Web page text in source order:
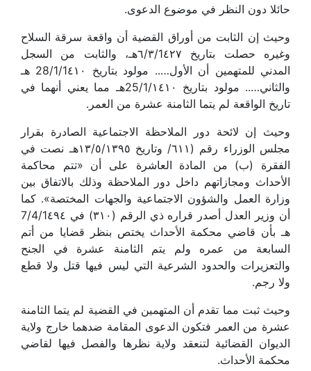
حائلا دون النظر في موضوع الدعوى.
وحيث إن الثابت من أوراق القضية أن واقعة سرقة السلاح
وغيره حصلت بتاريخ ٦/٣/1٤٢٧هـ، والثابت من السجل
المدني للمتهمين أن الأول….. مولود بتاريخ 28/1/1٤١٠ هـ
والثاني….. مولود بتاريخ 25/1/١٤١٠هـ مما يعني أنهما في
تاريخ الواقعة لم يتما الثامنة عشرة من العمر.
وحيث إن لائحة دور الملاحظة الاجتماعية الصادرة بقرار
مجلس الوزراء رقم (٦١١/ وتاريخ ١٣/٥/١٣٩٥هـ نصت في
الفقرة (ب) من المادة العاشرة على أن «تتم محاكمة
الأحداث ومجازاتهم داخل دور الملاحظة وذلك بالاتفاق بين
وزارة العمل والشؤون الاجتماعية والجهات المختصة». كما
أن وزير العدل أصدر قراره ذي الرقم (٣١٠) في 7/4/1٤٩٤
هـ بأن قاضي محكمة الأحداث يختص بنظر قضايا من أتم
السابعة من عمره ولم يتم الثامنة عشرة في الجنح
والتعزيرات والحدود الشرعية التي ليس فيها قتل ولا قطع
ولا رجم.
وحيث ثبت مما تقدم أن المتهمين في القضية لم يتما الثامنة
عشرة من العمر فتكون الدعوى المقامة ضدهما خارج ولاية
الديوان القضائية لتنعقد ولاية نظرها والفصل فيها لقاضي
محكمة الأحداث.